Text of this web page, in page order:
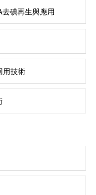
碘再生與應用
用技術